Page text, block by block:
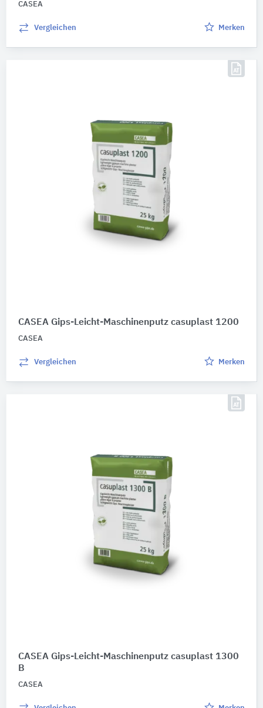
CASEA
Vergleichen Merken
CASEA Gips-Leicht-Maschinenputz casuplast 1200
CASEA
Vergleichen Merken
CASEA Gips-Leicht-Maschinenputz casuplast 1300
B
CASEA